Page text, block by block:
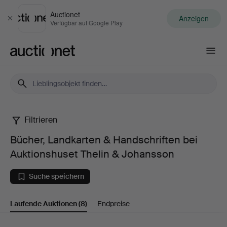
Schließen
Auctionet
Verfügbar auf Google Play Anzeigen
Bücher,
Landkarten
&
Handschriften
Filtrieren
Bücher, Landkarten & Handschriften bei
Auktionshuset Thelin & Johansson
Suche speichern
Laufende Auktionen(8) Endpreise